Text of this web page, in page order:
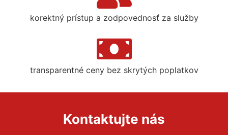
korektný prístup a zodpovednosť za služby
transparentné ceny bez skrytých poplatkov
Kontaktujte nás